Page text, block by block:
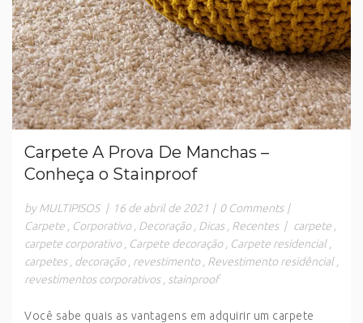
Carpete A Prova De Manchas –
Conheça o Stainproof
by MULTIPISOS | 16 de abril de 2021 | 0 Comments |
Carpete
Corporativo Decoração Dicas Recentes | carpete
carpete corporativo
Carpete decoração Carpete residencial
carpetes
decoração revestimento Revestimento residêncial
revestimentos corporativos
stainproof
Você sabe quais as vantagens em adquirir um carpete